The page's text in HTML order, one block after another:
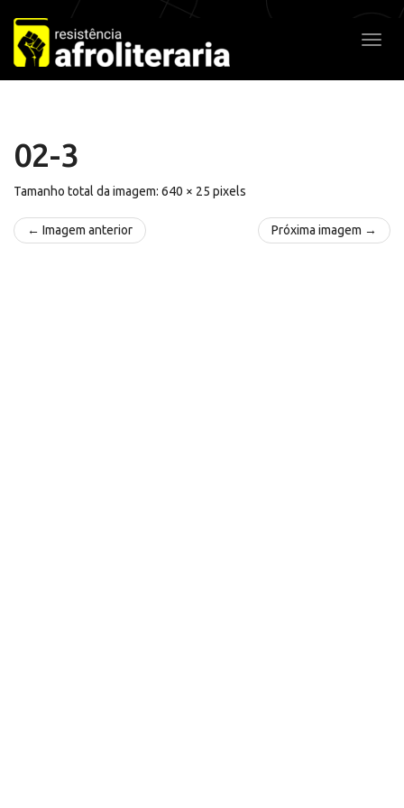
Pular
para
o
conteúdo
02-3
Tamanho total da imagem: 640 × 25 pixels
← Imagem anterior Próxima imagem →